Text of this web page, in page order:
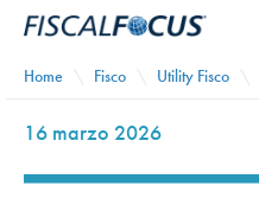
Home Fisco Utility Fisco
16 marzo 2026